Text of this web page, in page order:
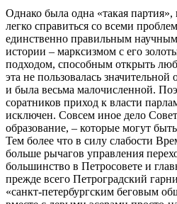
Однако была одна «такая партия»,
легко справиться со всеми
единственно правильным
истории – марксизмом с его
подходом, способным открыть
эта не пользовалась
и была весьма малочисленной.
соратников приход к власти
исключен. Совсем иное дело
образование, – которые могут
Тем более что в силу слабости
больше рычагов управления
большинство в Петросовете и
прежде всего Петроградский
«санкт-петербургским беговым